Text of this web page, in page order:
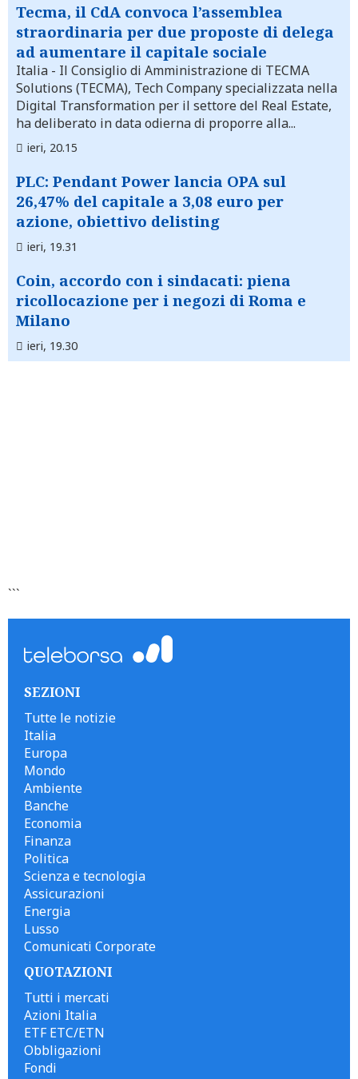
Tecma, il CdA convoca l’assemblea
straordinaria per due proposte di delega
ad aumentare il capitale sociale
Italia - Il Consiglio di Amministrazione di TECMA
Solutions (TECMA), Tech Company specializzata nella
Digital Transformation per il settore del Real Estate,
ha deliberato in data odierna di proporre alla...
ieri, 20.15
PLC: Pendant Power lancia OPA sul
26,47% del capitale a 3,08 euro per
azione, obiettivo delisting
ieri, 19.31
Coin, accordo con i sindacati: piena
ricollocazione per i negozi di Roma e
Milano
ieri, 19.30
```
SEZIONI
Tutte le notizie
Italia
Europa
Mondo
Ambiente
Banche
Economia
Finanza
Politica
Scienza e tecnologia
Assicurazioni
Energia
Lusso
Comunicati Corporate
QUOTAZIONI
Tutti i mercati
Azioni Italia
ETF ETC/ETN
Obbligazioni
Fondi